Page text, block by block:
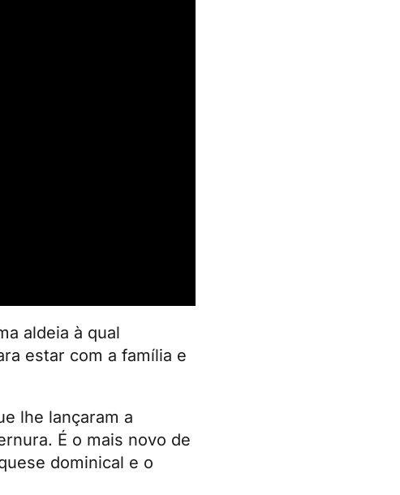
aldeia à qual
estar com a família e
lhe lançaram a
É o mais novo de
dominical e o